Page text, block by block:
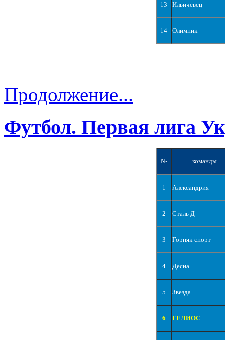
13 Ильичевец
14 Олимпик
Продолжение...
Футбол. Первая лига
№ команды
1 Александрия
2 Сталь Д
3 Горняк-спорт
4 Десна
5 Звезда
6 ГЕЛИОС